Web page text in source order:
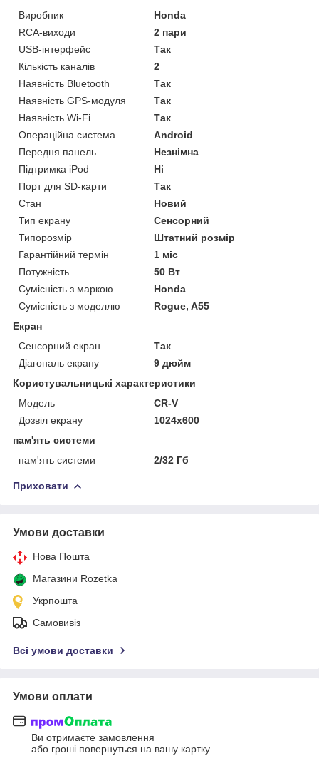
Виробник
Honda
RCA-виходи
2 пари
USB-інтерфейс
Так
Кількість каналів
2
Наявність Bluetooth
Так
Наявність GPS-модуля
Так
Наявність Wi-Fi
Так
Операційна система
Android
Передня панель
Незнімна
Підтримка iPod
Ні
Порт для SD-карти
Так
Стан
Новий
Тип екрану
Сенсорний
Типорозмір
Штатний розмір
Гарантійний термін
1 міс
Потужність
50 Вт
Сумісність з маркою
Honda
Сумісність з моделлю
Rogue, A55
Екран
Сенсорний екран
Так
Діагональ екрану
9 дюйм
Користувальницькі характеристики
Мoдель
CR-V
Дозвіл екрану
1024х600
пам'ять системи
пам'ять системи
2/32 Гб
Приховати
Умови доставки
Нова Пошта
Магазини Rozetka
Укрпошта
Самовивіз
Всі умови доставки
Умови оплати
Ви отримаєте замовлення
або гроші повернуться на вашу картку